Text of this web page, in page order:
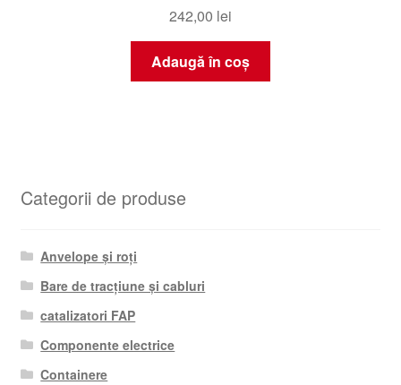
242,00 lei
Adaugă în coș
Categorii de produse
Anvelope și roți
Bare de tracțiune și cabluri
catalizatori FAP
Componente electrice
Containere